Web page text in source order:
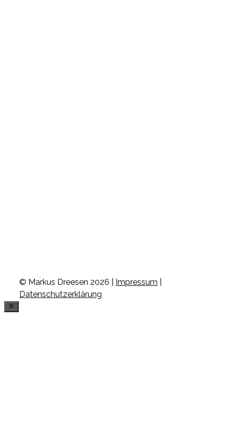
© Markus Dreesen 2026 | Impressum
Datenschutzerklärung
Schließen